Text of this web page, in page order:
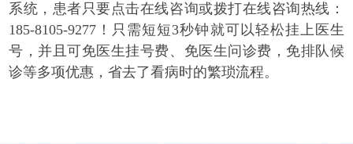
系统，患者只要点击在线咨询或拨打在线咨询热线：
185-8105-9277！只需短短3秒钟就可以轻松挂上医生
号，并且可免医生挂号费、免医生问诊费，免排队候
诊等多项优惠，省去了看病时的繁琐流程。